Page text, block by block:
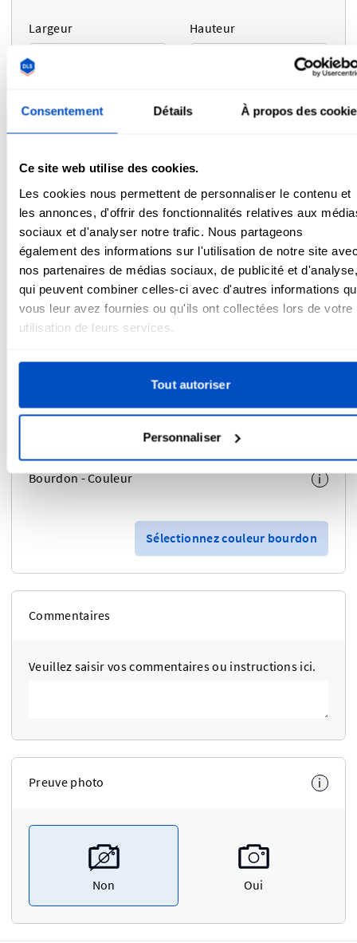
Consentement Détails À propos des
Ce site web utilise des cookies.
Les cookies nous permettent de personnaliser le contenu et
les annonces, d'offrir des fonctionnalités relatives aux
sociaux et d'analyser notre trafic. Nous partageons
également des informations sur l'utilisation de notre site
nos partenaires de médias sociaux, de publicité et d'analyse,
qui peuvent combiner celles-ci avec d'autres informations
vous leur avez fournies ou qu'ils ont collectées lors de votre
utilisation de leurs services.
Tout autoriser
Personnaliser
Largeur Hauteur
Echelle de réglage
0.30"de largeur
0.30" de hauteur
Couleurs
Téléchargez un logo pour ajuster les
couleurs
Bourdon - Couleur i
Sélectionnez couleur bourdon
Commentaires
Veuillez saisir vos commentaires ou instructions ici.
Preuve photo i
Non Oui